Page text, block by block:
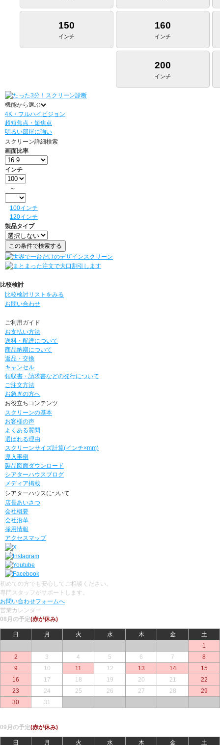
150
インチ
160
インチ
200
インチ
機能から選ぶ
4K・フルハイビジョン
超短焦点・短焦点
明るい部屋に強い
スクリーン詳細検索
画面比率
インチ
～
100インチ
120インチ
製品タイプ
比較検討
比較検討リストをみる
お問い合わせ
ご利用ガイド
お支払い方法
送料・配達について
商品納期について
返品・交換
キャンセル
領収書・請求書などの発行について
ご注文方法
お急ぎの方へ
お役立ちコンテンツ
スクリーンの基本
お客様の声
よくある質問
選ばれる理由
スクリーンサイズ計算(インチ×mm)
導入事例
製品図面ダウンロード
シアターハウスブログ
メディア掲載
シアターハウスについて
店長あいさつ
会社概要
会社沿革
採用情報
アクセスマップ
初めての方でも安心してご相談ください。
専門スタッフがサポートします。
お問い合わせフォームへ
営業カレンダー
08月の予定(赤が休み)
日 月 火 水 木 金
土
1
2
3 4 5 6 7
8
9
10 11 12 13 14
15
16
17 18 19 20 21
22
23
24 25 26 27 28
29
30
31
09月の予定(赤が休み)
日 月 火 水 木 金 土